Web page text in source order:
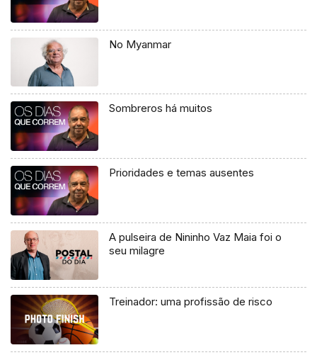
No Myanmar
Sombreros há muitos
Prioridades e temas ausentes
A pulseira de Nininho Vaz Maia foi o
seu milagre
Treinador: uma profissão de risco